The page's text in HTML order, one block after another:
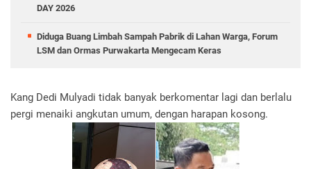
DAY 2026
Diduga Buang Limbah Sampah Pabrik di Lahan Warga, Forum
LSM dan Ormas Purwakarta Mengecam Keras
Kang Dedi Mulyadi tidak banyak berkomentar lagi dan berlalu
pergi menaiki angkutan umum, dengan harapan kosong.